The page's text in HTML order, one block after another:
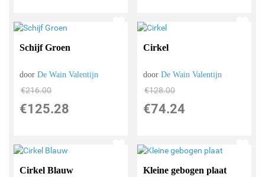
Schijf Groen
doorDe Wain Valentijn
€216.00
€125.28
Cirkel
doorDe Wain Valentijn
€128.00
€74.24
Cirkel Blauw Kleine gebogen plaat